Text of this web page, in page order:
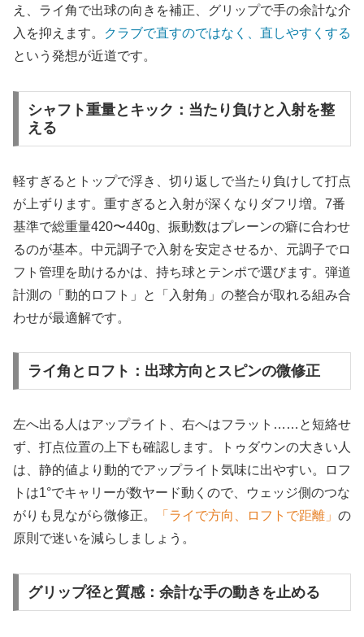
え、ライ角で出球の向きを補正、グリップで手の余計な介
入を抑えます。
クラブで直すのではなく、直しやすくする
という発想が近道です。
シャフト重量とキック：当たり負けと入射を整
える
軽すぎるとトップで浮き、切り返しで当たり負けして打点
が上ずります。重すぎると入射が深くなりダフリ増。7番
基準で総重量420〜440g、振動数はプレーンの癖に合わせ
るのが基本。中元調子で入射を安定させるか、元調子でロ
フト管理を助けるかは、持ち球とテンポで選びます。弾道
計測の「動的ロフト」と「入射角」の整合が取れる組み合
わせが最適解です。
ライ角とロフト：出球方向とスピンの微修正
左へ出る人はアップライト、右へはフラット……と短絡せ
ず、打点位置の上下も確認します。トゥダウンの大きい人
は、静的値より動的でアップライト気味に出やすい。ロフ
トは1°でキャリーが数ヤード動くので、ウェッジ側のつな
がりも見ながら微修正。
「ライで方向、ロフトで距離」 の
原則で迷いを減らしましょう。
グリップ径と質感：余計な手の動きを止める